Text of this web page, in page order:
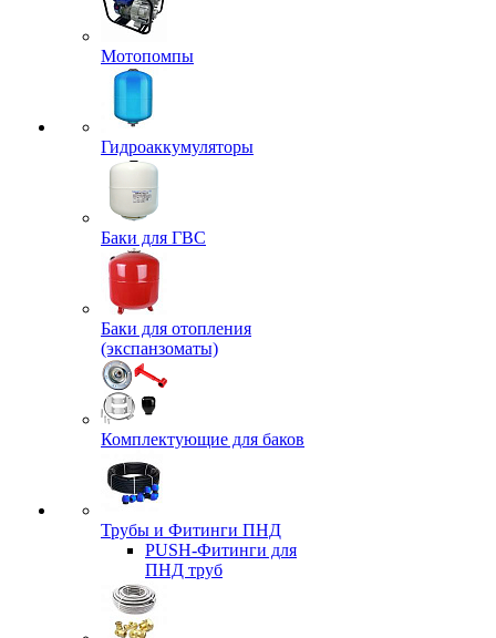
Мотопомпы
Гидроаккумуляторы
Баки для ГВС
Баки для отопления
(экспанзоматы)
Комплектующие для баков
Трубы и Фитинги ПНД
PUSH-Фитинги для
ПНД труб